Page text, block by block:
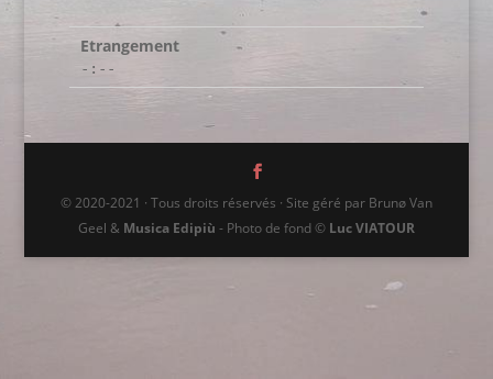
Etrangement
-:--
© 2020-2021 · Tous droits réservés · Site géré par Brunø Van
Geel & Musica Edipiù - Photo de fond © Luc VIATOUR